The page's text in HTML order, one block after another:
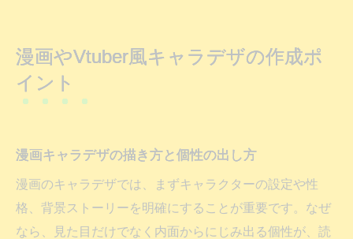
漫画やVtuber風キャラデザの作成ポ
イント
漫画キャラデザの描き方と個性の出し方
漫画のキャラデザでは、まずキャラクターの設定や性
格、背景ストーリーを明確にすることが重要です。なぜ
なら、見た目だけでなく内面からにじみ出る個性が、読